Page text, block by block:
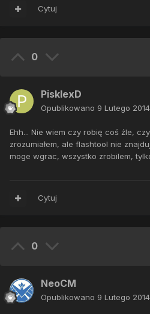
Cytuj
0
PisklexD
Opublikowano 9 Lutego 2014
Ehh... Nie wiem czy robię coś źle,
zrozumiałem, ale flashtool nie
moge wgrac, wszystko zrobilem,
Cytuj
0
NeoCM
Opublikowano 9 Lutego 2014